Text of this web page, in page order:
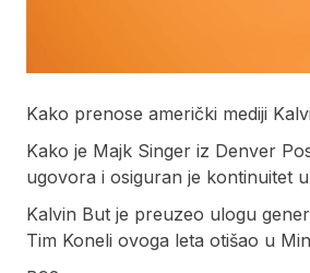
Kako prenose američki mediji
Kako je Majk Singer iz Denver
ugovora i osiguran je kontinuitet
Kalvin But je preuzeo ulogu
Tim Koneli ovoga leta otišao u